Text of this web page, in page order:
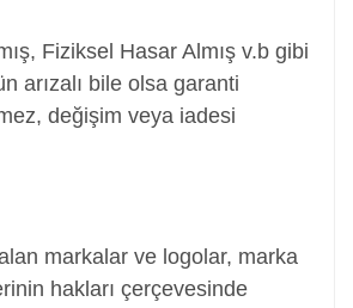
Fiziksel Hasar Almış v.b gibi
arızalı bile olsa garanti
değişim veya iadesi
markalar ve logolar, marka
hakları çerçevesinde